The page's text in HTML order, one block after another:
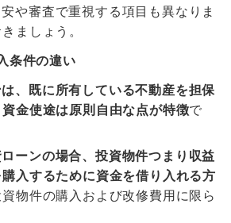
や審査で重視する項目も異なりま
ましょう。
条件の違い
、既に所有している不動産を担保
金使途は原則自由な点が特徴で
ーンの場合、投資物件つまり収益
入するために資金を借り入れる方
物件の購入および改修費用に限ら